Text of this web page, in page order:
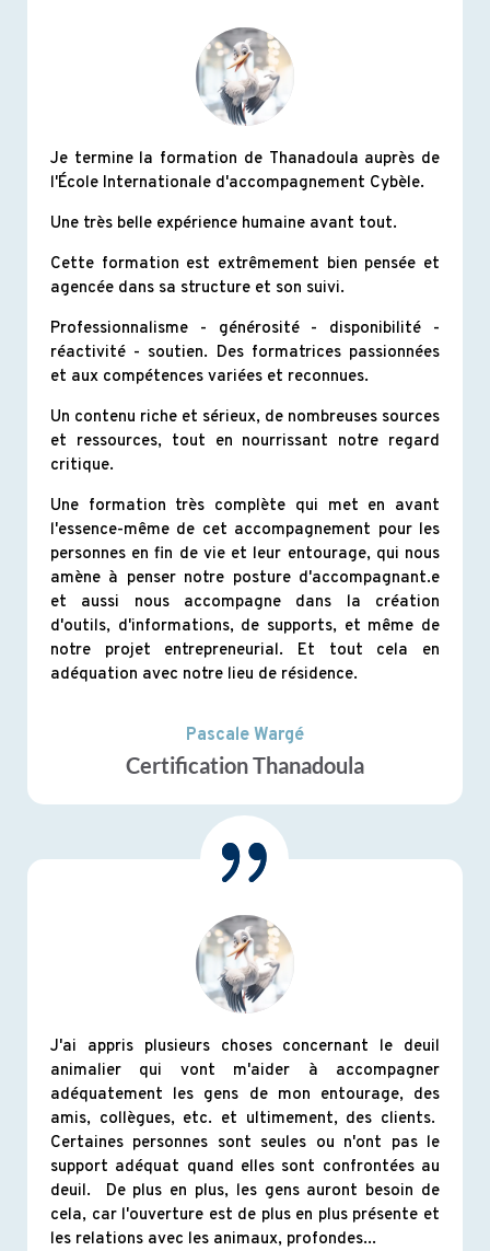
Je termine la formation de Thanadoula auprès de
l'École Internationale d'accompagnement Cybèle.
Une très belle expérience humaine avant tout.
Cette formation est extrêmement bien pensée et
agencée dans sa structure et son suivi.
Professionnalisme - générosité - disponibilité -
réactivité - soutien. Des formatrices passionnées
et aux compétences variées et reconnues.
Un contenu riche et sérieux, de nombreuses sources
et ressources, tout en nourrissant notre regard
critique.
Une formation très complète qui met en avant
l'essence-même de cet accompagnement pour les
personnes en fin de vie et leur entourage, qui nous
amène à penser notre posture d'accompagnant.e
et aussi nous accompagne dans la création
d'outils, d'informations, de supports, et même de
notre projet entrepreneurial. Et tout cela en
adéquation avec notre lieu de résidence.
Pascale Wargé
Certification Thanadoula
J'ai appris plusieurs choses concernant le deuil
animalier qui vont m'aider à accompagner
adéquatement les gens de mon entourage, des
amis, collègues, etc. et ultimement, des clients.
Certaines personnes sont seules ou n'ont pas le
support adéquat quand elles sont confrontées au
deuil. De plus en plus, les gens auront besoin de
cela, car l'ouverture est de plus en plus présente et
les relations avec les animaux, profondes...